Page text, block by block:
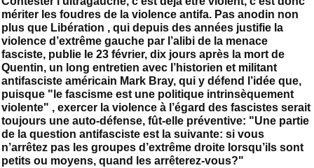
mériter les foudres de la violence antifa. Pas anodin non
plus que Libération , qui depuis des années justifie la
violence d’extrême gauche par l’alibi de la menace
fasciste, publie le 23 février, dix jours après la mort de
Quentin, un long entretien avec l’historien et militant
antifasciste américain Mark Bray, qui y défend l’idée que,
puisque "le fascisme est une politique intrinsèquement
violente" , exercer la violence à l’égard des fascistes serait
toujours une auto-défense, fût-elle préventive: "Une partie
de la question antifasciste est la suivante: si vous
n’arrêtez pas les groupes d’extrême droite lorsqu’ils sont
petits ou moyens, quand les arrêterez-vous?"